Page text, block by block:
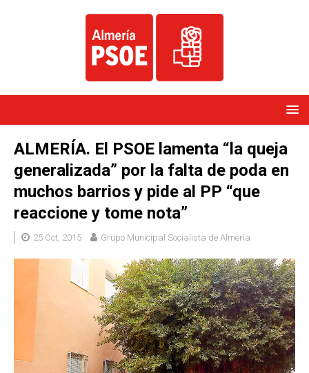
ALMERÍA. El PSOE lamenta “la queja
generalizada” por la falta de poda en
muchos barrios y pide al PP “que
reaccione y tome nota”
25 Oct, 2015 Grupo Municipal Socialista de Almería